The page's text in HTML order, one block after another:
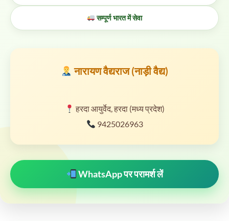
सम्पूर्ण भारत में सेवा
नारायण वैद्यराज (नाड़ी वैद्य)
हरदा आयुर्वेद, हरदा (मध्य प्रदेश)
9425026963
WhatsApp पर परामर्श लें